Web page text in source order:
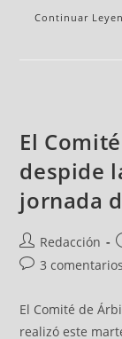
Continuar
El
despide
jornada
Redacción
3 comentarios
El Comité de
realizó este